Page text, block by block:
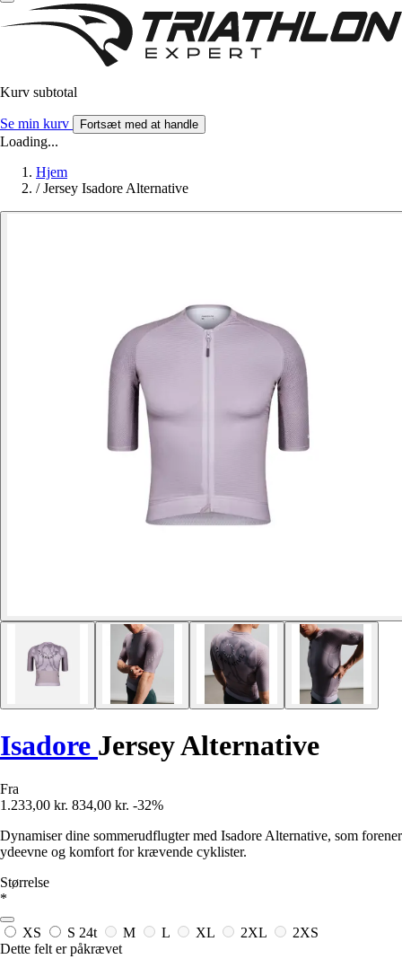
Kurv subtotal
Se min kurv Fortsæt med at handle
Loading...
Hjem
/ Jersey Isadore Alternative
Isadore Jersey Alternative
Fra
1.233,00 kr. 834,00 kr. -32%
Dynamiser dine sommerudflugter med Isadore Alternative, som forener
ydeevne og komfort for krævende cyklister.
Størrelse
*
XS S 24t M L XL 2XL
2XS
Dette felt er påkrævet